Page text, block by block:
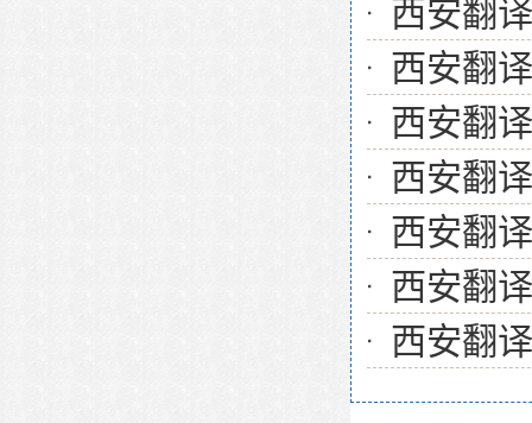
西安翻
西安翻
西安翻
西安翻
西安翻
西安翻
西安翻